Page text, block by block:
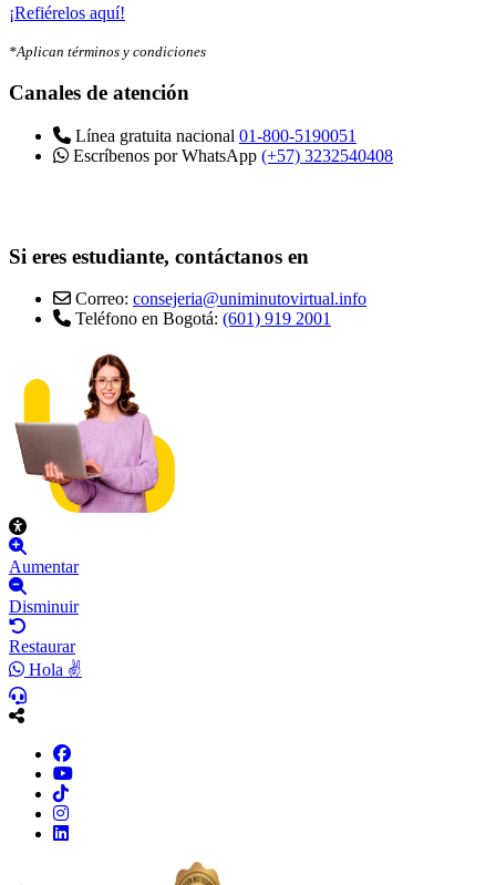
¡Refiérelos aquí!
*Aplican términos y condiciones
Canales de atención
Línea gratuita nacional 01-800-5190051
Escríbenos por WhatsApp (+57) 3232540408
Si eres estudiante, contáctanos en
Correo: consejeria@uniminutovirtual.info
Teléfono en Bogotá: (601) 919 2001
Aumentar
Disminuir
Restaurar
Hola ✌